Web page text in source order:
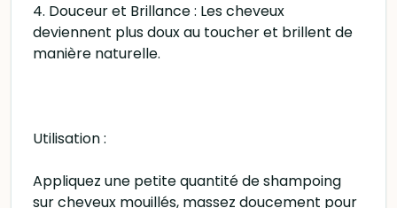
4. Douceur et Brillance : Les cheveux
deviennent plus doux au toucher et brillent de
manière naturelle.
Utilisation :
Appliquez une petite quantité de shampoing
sur cheveux mouillés, massez doucement pour